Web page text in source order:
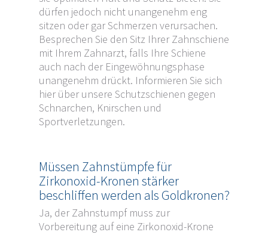
dürfen jedoch nicht unangenehm eng
sitzen oder gar Schmerzen verursachen.
Besprechen Sie den Sitz Ihrer Zahnschiene
mit Ihrem Zahnarzt, falls Ihre Schiene
auch nach der Eingewöhnungsphase
unangenehm drückt. Informieren Sie sich
hier über unsere Schutzschienen gegen
Schnarchen, Knirschen und
Sportverletzungen.
Müssen Zahnstümpfe für
Zirkonoxid-Kronen stärker
beschliffen werden als Goldkronen?
Ja, der Zahnstumpf muss zur
Vorbereitung auf eine Zirkonoxid-Krone